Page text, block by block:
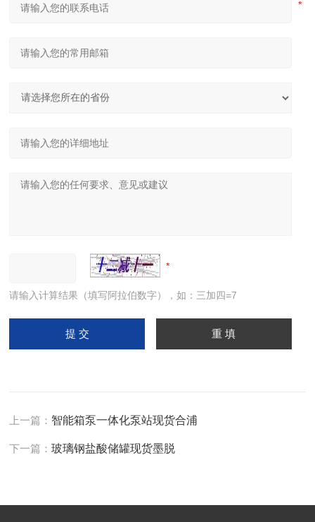
请输入计算结果（填写阿拉伯数字），如：三加四=7
上一篇： 智能箱泵一体化泵站现货合浦
下一篇：玻璃钢盐酸储罐现货墨脱